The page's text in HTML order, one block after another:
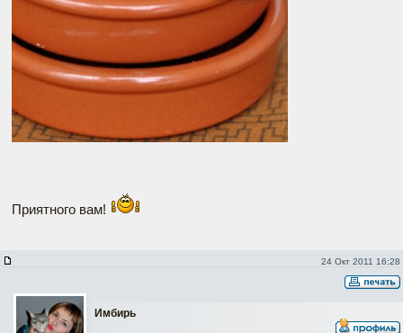
Приятного вам!
24 Окт 2011 16:28
Имбирь